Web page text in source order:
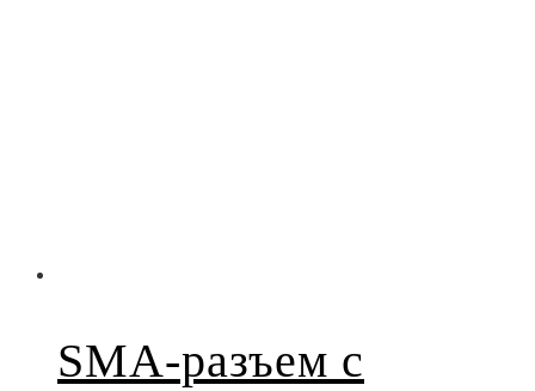
SMA-разъем с